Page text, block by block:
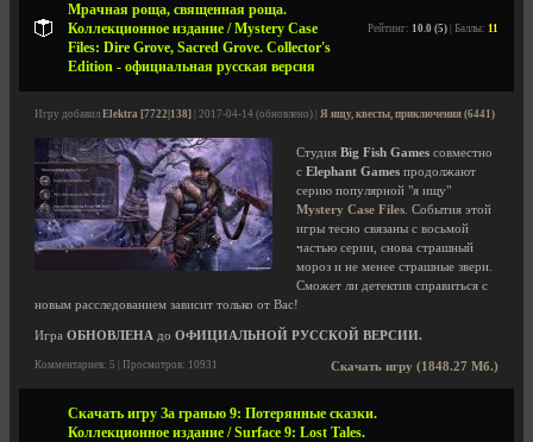
Мрачная роща, священная роща.
Коллекционное издание / Mystery Case
Files: Dire Grove, Sacred Grove. Collector's
Edition - официальная русская версия
Рейтинг: 10.0 (5) | Баллы: 11
Игру добавил Elektra [7722|138] | 2017-04-14 (обновлено) | Я ищу, квесты, приключения (6441)
Студия Big Fish Games совместно
с Elephant Games продолжают
серию популярной "я ищу"
Mystery Case Files . События этой
игры тесно связаны с восьмой
частью серии, снова страшный
мороз и не менее страшные звери.
Сможет ли детектив справиться с
новым расследованием зависит только от Вас!
Игра ОБНОВЛЕНА до ОФИЦИАЛЬНОЙ РУССКОЙ ВЕРСИИ.
Скачать игру (1848.27 Мб.)
Комментариев: 5 | Просмотров: 10931
Скачать игру За гранью 9: Потерянные сказки.
Коллекционное издание / Surface 9: Lost Tales.